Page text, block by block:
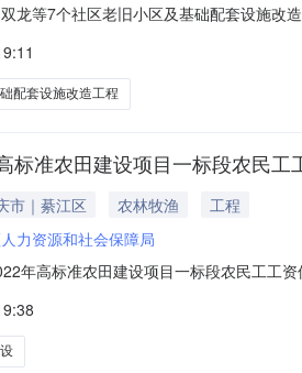
龙等7个社区老旧小区及基础配套设施改
，现向我局申请退还该工程农民工工资
金实施办法》（
配套设施改造工程
标准农田建设项目一标段农民工
市｜綦江区 农林牧渔
工程
力资源和社会保障局
年高标准农田建设项目一标段农民工工
为核实该工程农民工工资全部支付的真